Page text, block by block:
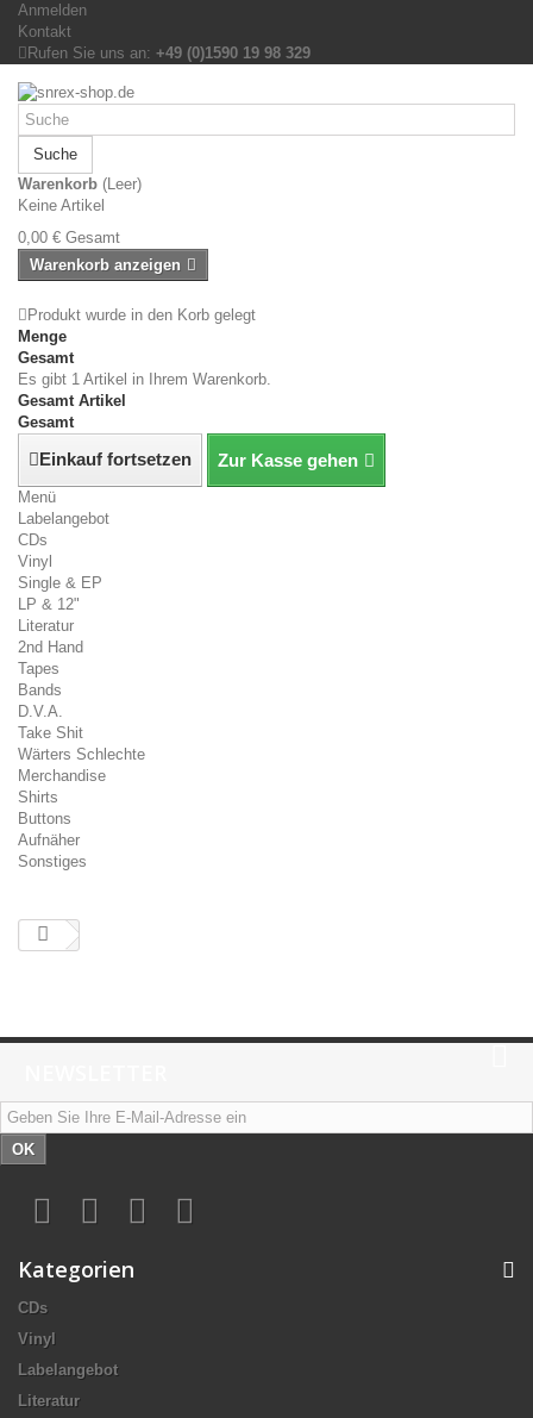
Anmelden
Kontakt
Rufen Sie uns an: +49 (0)1590 19 98 329
Suche
Warenkorb (Leer)
Keine Artikel
0,00 € Gesamt
Warenkorb anzeigen
Produkt wurde in den Korb gelegt
Menge
Gesamt
Es gibt 1 Artikel in Ihrem Warenkorb.
Gesamt Artikel
Gesamt
Einkauf fortsetzen Zur Kasse gehen
Menü
Labelangebot
CDs
Vinyl
Single & EP
LP & 12"
Literatur
2nd Hand
Tapes
Bands
D.V.A.
Take Shit
Wärters Schlechte
Merchandise
Shirts
Buttons
Aufnäher
Sonstiges
OK
Kategorien
CDs
Vinyl
Labelangebot
Literatur